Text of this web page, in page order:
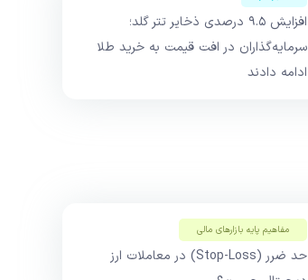
افزایش ۹.۵ درصدی ذخایر تتر گلد؛
سرمایه‌گذاران در افت قیمت به خرید طلا
ادامه دادند
مفاهیم پایه بازار‌های مالی
حد ضرر (Stop-Loss) در معاملات ارز